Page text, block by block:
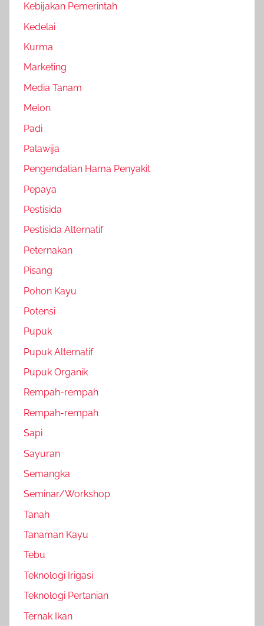
Kebijakan Pemerintah
Kedelai
Kurma
Marketing
Media Tanam
Melon
Padi
Palawija
Pengendalian Hama Penyakit
Pepaya
Pestisida
Pestisida Alternatif
Peternakan
Pisang
Pohon Kayu
Potensi
Pupuk
Pupuk Alternatif
Pupuk Organik
Rempah-rempah
Rempah-rempah
Sapi
Sayuran
Semangka
Seminar/Workshop
Tanah
Tanaman Kayu
Tebu
Teknologi Irigasi
Teknologi Pertanian
Ternak Ikan